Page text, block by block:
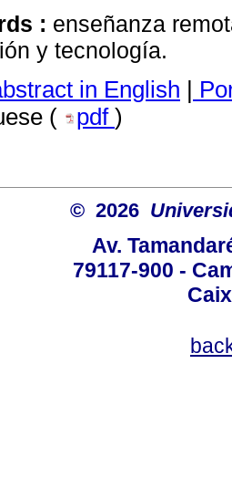
: enseñanza
y tecnología.
in English |
(
pdf )
© 2026
Av.
79117-900 -